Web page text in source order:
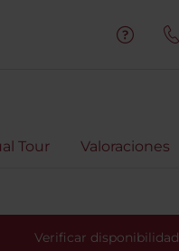
Tour Valoraciones
Verificar disponibilidad